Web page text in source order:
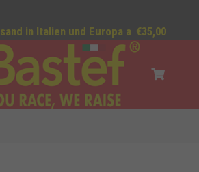
in Italien und Europa a €35,00